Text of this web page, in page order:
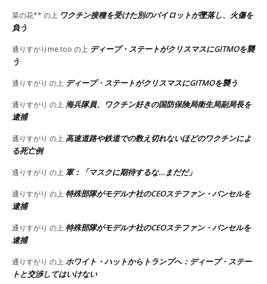
菜の花** の上 ワクチン接種を受けた別のパイロットが墜落し、火傷を
負う
通りすがりme too の上 ディープ・ステートがクリスマスにGITMOを襲
う
通りすがり の上 ディープ・ステートがクリスマスにGITMOを襲う
通りすがり の上 海兵隊員、ワクチン好きの国防保険局衛生局副局長を
逮捕
通りすがり の上 高速道路や鉄道での数え切れないほどのワクチンによ
る死亡例
通りすがり の上 軍：「マスクに期待するな…まだだ」
通りすがり の上 特殊部隊がモデルナ社のCEOステファン・バンセルを
逮捕
通りすがり の上 特殊部隊がモデルナ社のCEOステファン・バンセルを
逮捕
通りすがり の上 ホワイト・ハットからトランプへ：ディープ・ステー
トと交渉してはいけない